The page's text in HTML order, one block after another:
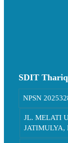
SDIT
NPSN
JL. MELATI
JATIMULYA,